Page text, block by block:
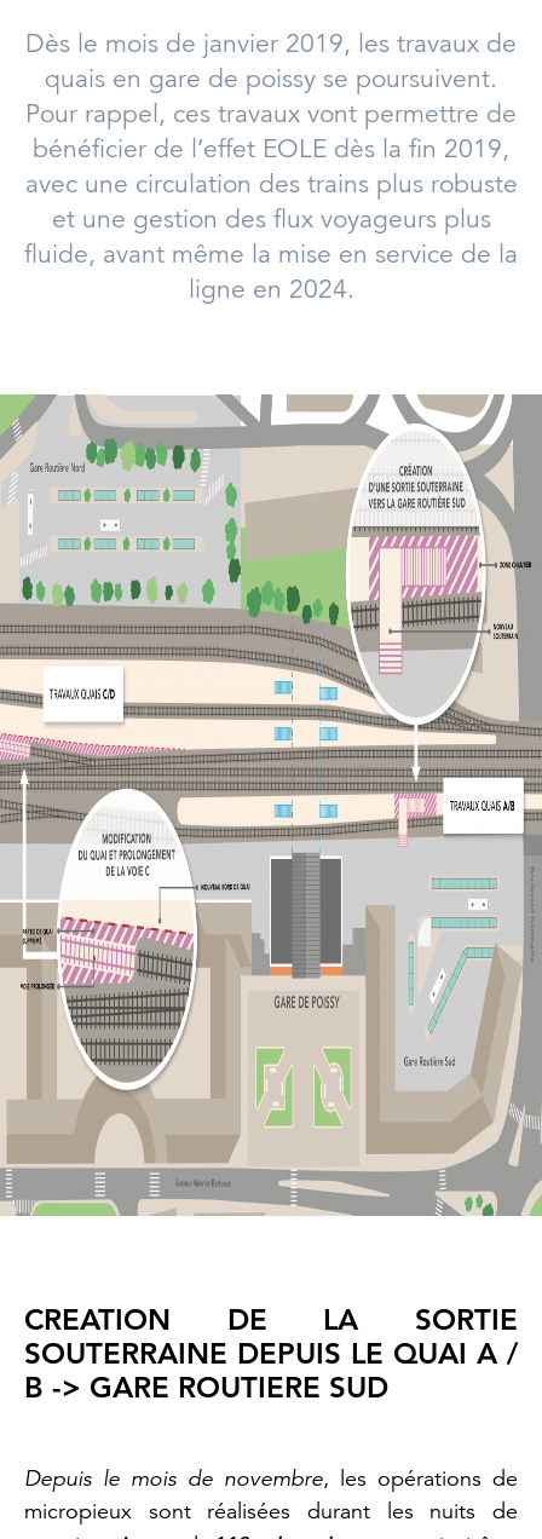
Dès le mois de janvier 2019, les travaux de
quais en gare de poissy se poursuivent.
Pour rappel, ces travaux vont permettre de
bénéficier de l’effet EOLE dès la fin 2019,
avec une circulation des trains plus robuste
et une gestion des flux voyageurs plus
fluide, avant même la mise en service de la
ligne en 2024.
CREATION DE LA SORTIE
SOUTERRAINE DEPUIS LE QUAI A /
B -> GARE ROUTIERE SUD
Depuis le mois de novembre, les opérations de
micropieux sont réalisées durant les nuits de